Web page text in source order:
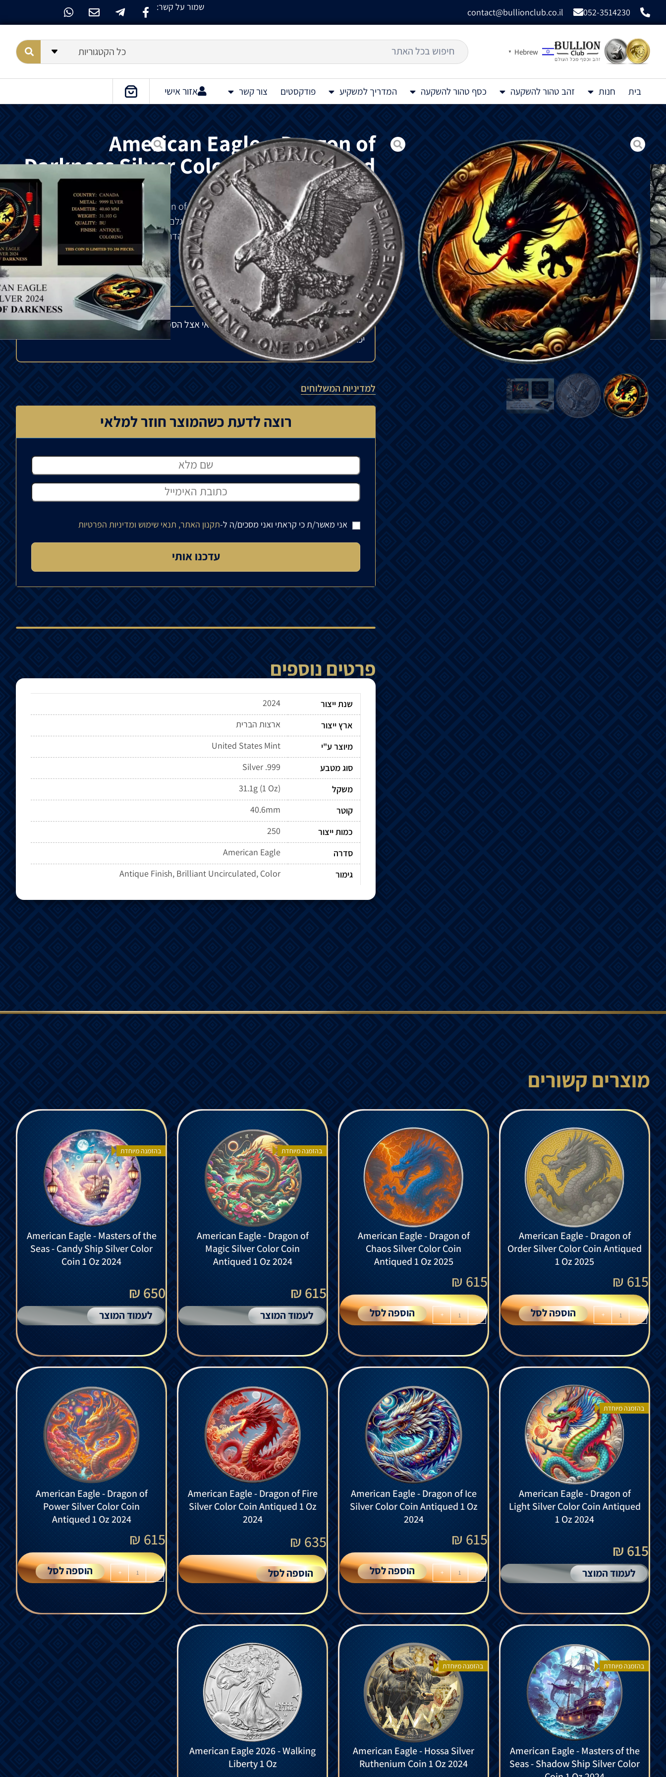
052-3514230
contact@bullionclub.co.il שמור על קשר:
Hebrew
▼ כל הקטגוריות
בית חנות זהב טהור להשקעה כסף טהור להשקעה המדריך למשקיע פודקסטים צור קשר אזור אישי
American Eagle – Dragon of
Darkness Silver Color Coin Antiqued
1 Oz 2024
מטבעכסףצבעוניבגימור עתיקAmerican Eagle – Dragon of Darkness 1 Oz 2024
מסדרת
הדרקוניםמציגאתדרקוןהחושך,יצור מיתיעוצמתי,שמגלם באופן כאוס,הבלתי
והכוח
המפחיד.עםזאת,דרקוניםאלהיכולים לסמל הגנה.הדרקוןהוא החמישיתבלוח הסיני
מהדורה
מוגבלתשל250 יחידותבלבד!
615
₪ להזמנה מיוחדת
המחיר עשוי להשתנות בהתאם לזמינות המלאי אצל הספק בחו"ל ולתנודות בשוק העולמי. הפער
יכול לנוע בין 15% ל-35%.
למדיניות המשלוחים
רוצה לדעת כשהמוצר חוזר למלאי
אני מאשר/ת כי קראתי ואני מסכים/ה ל-תקנון האתר, תנאי שימוש ומדיניות הפרטיות
פרטים נוספים
שנת ייצור
2024
ארץ ייצור
ארצות הברית
מיוצר ע"י
United States Mint
סוג מטבע
Silver .999
משקל
31.1g (1 Oz)
קוטר
40.6mm
כמות ייצור
250
סדרה
American Eagle
גימור
Antique Finish, Brilliant Uncirculated, Color
מוצרים קשורים
American Eagle - Dragon of
Order Silver Color Coin Antiqued
1 Oz 2025
615
₪
-
+ הוספה לסל
American Eagle - Dragon of
Chaos Silver Color Coin
Antiqued 1 Oz 2025
615
₪
-
+ הוספה לסל
בהזמנה מיוחדת
American Eagle - Dragon of
Magic Silver Color Coin
Antiqued 1 Oz 2024
615 ₪
לעמוד המוצר
בהזמנה מיוחדת
American Eagle - Masters of the
Seas - Candy Ship Silver Color
Coin 1 Oz 2024
650 ₪
לעמוד המוצר
בהזמנה מיוחדת
American Eagle - Dragon of
Light Silver Color Coin Antiqued
1 Oz 2024
615 ₪
לעמוד המוצר
American Eagle - Dragon of Ice
Silver Color Coin Antiqued 1 Oz
2024
615
₪
-
+ הוספה לסל
American Eagle - Dragon of Fire
Silver Color Coin Antiqued 1 Oz
2024
635
₪
הוספה לסל
American Eagle - Dragon of
Power Silver Color Coin
Antiqued 1 Oz 2024
615
₪
-
+ הוספה לסל
בהזמנה מיוחדת
American Eagle - Masters of the
Seas - Shadow Ship Silver Color
בהזמנה מיוחדת
American Eagle - Hossa Silver
Ruthenium Coin 1 Oz 2024
American Eagle 2026 - Walking
Liberty 1 Oz